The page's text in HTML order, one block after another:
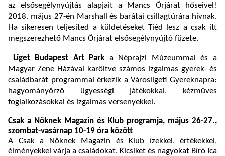
az elsősegélynyújtás alapjait a Mancs Őrjárat hőseivel!
2018. május 27-én Marshall és barátai csillagtúrára hívnak.
Ha sikeresen teljesíted a küldetéseket Tiéd lesz a csak itt
megszerezhető Mancs Őrjárat elsősegélynyújtó füzete.
Liget Budapest Art Park a Néprajzi Múzeummal és a
Magyar Zene Házával karöltve számos izgalmas gyerek- és
családbarát programmal érkezik a Városligeti Gyereknapra:
hagyományőrző ügyességi játékokkal, kézműves
foglalkozásokkal és izgalmas versenyekkel.
Csak a Nőknek Magazin és Klub programja, május 26-27.,
szombat-vasárnap 10-19 óra között
A Csak a Nőknek Magazin és Klub ízekkel, értékekkel,
élményekkel várja a családokat. Kicsiket és nagyokat Bíró Ica